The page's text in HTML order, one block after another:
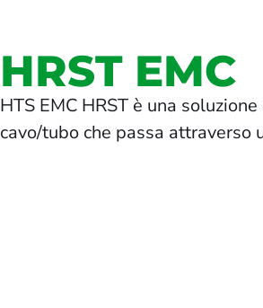
HRST EMC
HTS EMC HRST è una
cavo/tubo che passa attraverso